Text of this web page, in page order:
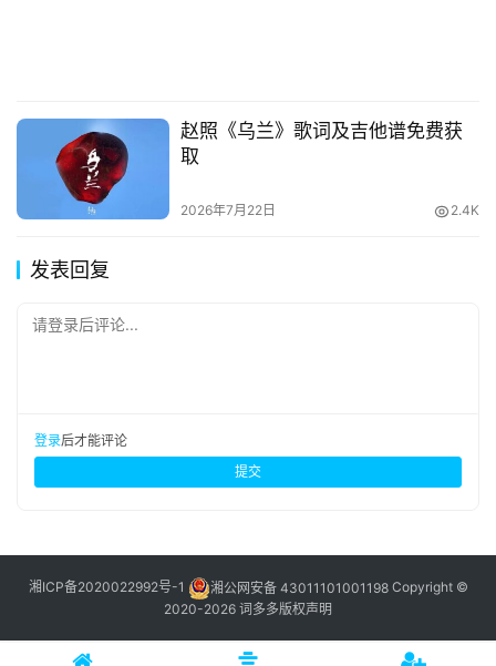
赵照《乌兰》歌词及吉他谱免费获
取
2026年7月22日 2.4K
发表回复
请登录后评论...
登录后才能评论
提交
湘ICP备2020022992号-1 湘公网安备 43011101001198Copyright ©
2020-2026 词多多版权声明